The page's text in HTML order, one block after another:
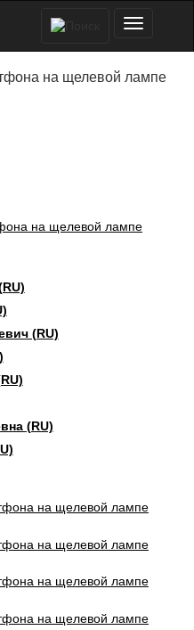
на щелевой лампе
(RU)
(RU)